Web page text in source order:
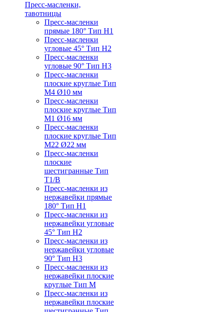
Пресс-масленки,
тавотницы
Пресс-масленки
прямые 180° Тип H1
Пресс-масленки
угловые 45° Тип H2
Пресс-масленки
угловые 90° Тип H3
Пресс-масленки
плоские круглые Тип
M4 Ø10 мм
Пресс-масленки
плоские круглые Тип
M1 Ø16 мм
Пресс-масленки
плоские круглые Тип
M22 Ø22 мм
Пресс-масленки
плоские
шестигранные Тип
T1/B
Пресс-масленки из
нержавейки прямые
180° Тип H1
Пресс-масленки из
нержавейки угловые
45° Тип H2
Пресс-масленки из
нержавейки угловые
90° Тип H3
Пресс-масленки из
нержавейки плоские
круглые Тип M
Пресс-масленки из
нержавейки плоские